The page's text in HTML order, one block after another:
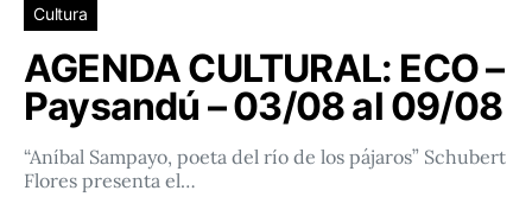
Cultura
AGENDA CULTURAL: ECO –
Paysandú – 03/08 al 09/08
“Aníbal Sampayo, poeta del río de los pájaros” Schubert
Flores presenta el…